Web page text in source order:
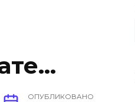
ОПУБЛИКОВАНО